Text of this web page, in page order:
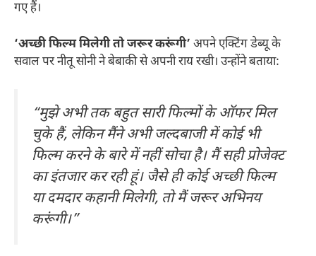
गए हैं।
‘अच्छी फिल्म मिलेगी तो जरूर करूंगी’ अपने एक्टिंग डेब्यू के
सवाल पर नीतू सोनी ने बेबाकी से अपनी राय रखी। उन्होंने बताया:
“मुझे अभी तक बहुत सारी फिल्मों के ऑफर मिल
चुके हैं, लेकिन मैंने अभी जल्दबाजी में कोई भी
फिल्म करने के बारे में नहीं सोचा है। मैं सही प्रोजेक्ट
का इंतजार कर रही हूं। जैसे ही कोई अच्छी फिल्म
या दमदार कहानी मिलेगी, तो मैं जरूर अभिनय
करूंगी।”